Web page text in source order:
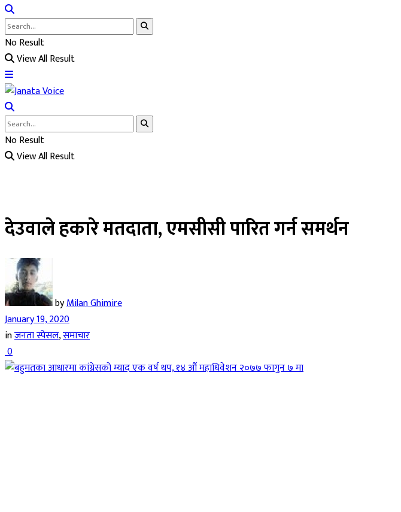
No Result
View All Result
No Result
View All Result
देउवाले हकारे मतदाता, एमसीसी पारित गर्न समर्थन
byMilan Ghimire
January 19, 2020
inजनता स्पेसल,समाचार
0